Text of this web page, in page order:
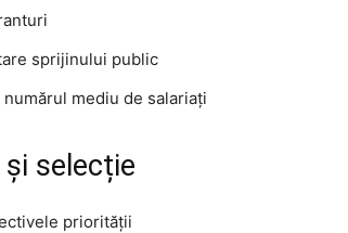
sprijinului public
mediu de salariați
selecție
priorității